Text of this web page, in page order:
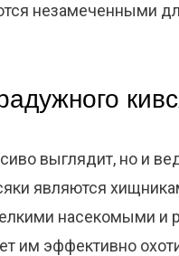
незамеченными
выглядит, но и
являются
насекомыми и
им эффективно